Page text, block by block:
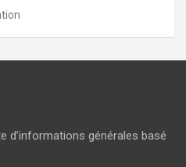
d’informations générales basé